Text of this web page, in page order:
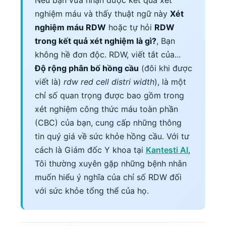
nghiệm máu và thấy thuật ngữ này Xét
nghiệm máu RDW hoặc tự hỏi RDW
trong kết quả xét nghiệm là gì?, Bạn
không hề đơn độc. RDW, viết tắt của...
Độ rộng phân bố hồng cầu (đôi khi được
viết là) rdw red cell distri width), là một
chỉ số quan trọng được bao gồm trong
xét nghiệm công thức máu toàn phần
(CBC) của bạn, cung cấp những thông
tin quý giá về sức khỏe hồng cầu. Với tư
cách là Giám đốc Y khoa tại Kantesti AI,
Tôi thường xuyên gặp những bệnh nhân
muốn hiểu ý nghĩa của chỉ số RDW đối
với sức khỏe tổng thể của họ.